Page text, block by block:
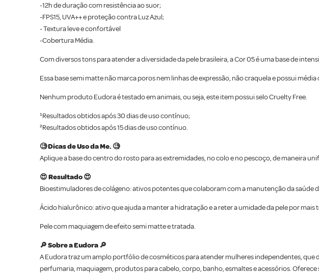
-12h de duração com resistência ao suor;
-FPS15, UVA++ e proteção contra Luz Azul;
- Textura leve e confortável
-Cobertura Média.
Com diversos tons para atender a diversidade da pele brasileira, a Cor 05 é uma base de
Essa base semi matte não marca poros nem linhas de expressão, não craquela e possui
Nenhum produto Eudora é testado em animais, ou seja, este item possui selo Cruelty Free.
¹Resultados obtidos após 30 dias de uso contínuo;
²Resultados obtidos após 15 dias de uso contínuo.
🧐 Dicas de Uso da Me. 🧐
Aplique a base do centro do rosto para as extremidades, no colo e no pescoço, de maneira
😍 Resultado 😍
Bioestimuladores de colágeno: ativos potentes que colaboram com a manutenção da saúde
Ácido hialurônico: ativo que ajuda a manter a hidratação e a reter a umidade da pele por mais
Pele com maquiagem de efeito semi matte e tratada.
🔎 Sobre a Eudora 🔎
A Eudora traz um amplo portfólio de cosméticos para atender mulheres independentes,
perfumaria, maquiagem, produtos para cabelo, corpo, banho, esmaltes e acessórios.